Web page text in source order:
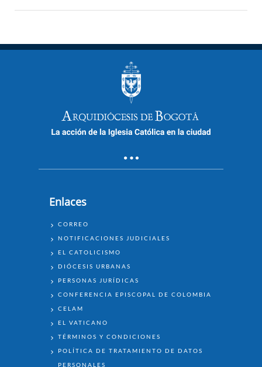
Enlaces
ENLACES
CORREO
NOTIFICACIONES JUDICIALES
EL CATOLICISMO
DIÓCESIS URBANAS
PERSONAS JURÍDICAS
CONFERENCIA EPISCOPAL DE COLOMBIA
CELAM
EL VATICANO
TÉRMINOS Y CONDICIONES
POLÍTICA DE TRATAMIENTO DE DATOS
PERSONALES